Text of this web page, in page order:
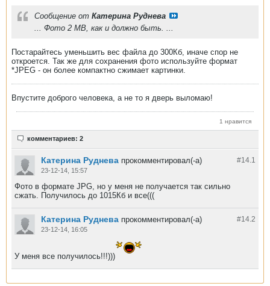
Сообщение от Катерина Руднева
... Фото 2 МВ, как и должно быть. ...
Постарайтесь уменьшить вес файла до 300Кб, иначе спор не
откроется. Так же для сохранения фото используйте формат
*JPEG - он более компактно сжимает картинки.
Впустите доброго человека, а не то я дверь выломаю!
1 нравится
комментариев: 2
#14.1
Катерина Руднева прокомментировал(-а)
23-12-14, 15:57
Фото в формате JPG, но у меня не получается так сильно
сжать. Получилось до 1015Кб и все(((
#14.2
Катерина Руднева прокомментировал(-а)
23-12-14, 16:05
У меня все получилось!!!)))